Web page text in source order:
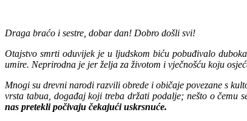
Draga braćo i sestre, dobar dan! Dobro došli svi!
Otajstvo smrti oduvijek je u ljudskom biću pobuđivalo
umire. Neprirodna je jer želja za životom i vječnošću koju
Mnogi su drevni narodi razvili obrede i običaje povezane s
vrsta tabua, događaj koji treba držati podalje; nešto o čemu
nas pretekli počivaju čekajući uskrsnuće.